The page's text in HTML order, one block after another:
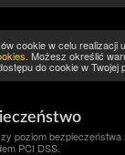
cookie w celu realizacji
. Możesz określić
do cookie w Twojej
poziom
PCI DSS.